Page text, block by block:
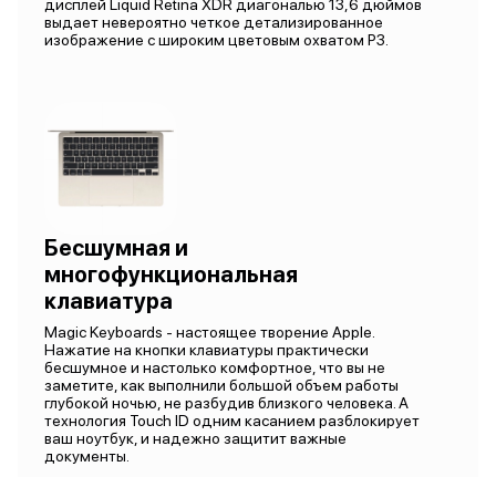
дисплей Liquid Retina XDR диагональю 13,6 дюймов
выдает невероятно четкое детализированное
изображение с широким цветовым охватом P3.
Бесшумная и
многофункциональная
клавиатура
Magic Keyboards - настоящее творение Apple.
Нажатие на кнопки клавиатуры практически
бесшумное и настолько комфортное, что вы не
заметите, как выполнили большой объем работы
глубокой ночью, не разбудив близкого человека. А
технология Touch ID одним касанием разблокирует
ваш ноутбук, и надежно защитит важные
документы.